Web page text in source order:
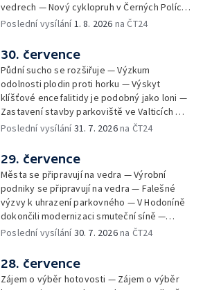
vedrech — Nový cyklopruh v Černých Polích
— Květinová výstava ve Věžkách
Poslední vysílání1. 8. 2026 na ČT24
30. července
Půdní sucho se rozšiřuje — Výzkum
odolnosti plodin proti horku — Výskyt
klíšťové encefalitidy je podobný jako loni —
Zastavení stavby parkoviště ve Valticích —
Spor o lokalitu lesa v Rožnově pod
organismus — Kybernetický incident na
Masarykově univerzitě — Slavnostní
vyřazení absolventů Univerzity obran —
Letní kurzy umění pro mladé — Mobilní
kurníky pomáhají na poli
Poslední vysílání31. 7. 2026na ČT24
29. července
Města se připravují na vedra — Výrobní
podniky se připravují na vedra — Falešné
výzvy k uhrazení parkovného — V Hodoníně
dokončili modernizaci smuteční síně —
Chybějící toalety u dětských hřišť —
bývalého nákupního domu Letná — Končí 52.
ročník Letní filmové školy — 3. ročník
komunitní akce Stůl ve středu — Cesta na
Poslední vysílání30. 7. 2026na ČT24
28. července
Zájem o výběr hotovosti — Zájem o výběr